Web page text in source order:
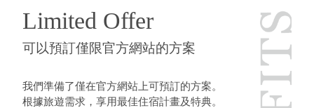
Limited Offer
可以預訂僅限官方網站的方案
我們準備了僅在官方網站上可預訂的方案。
根據旅遊需求，享用最佳住宿計畫及特典。